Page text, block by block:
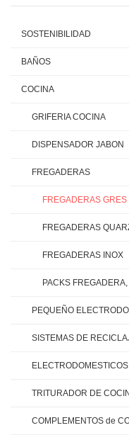
SOSTENIBILIDAD
BAÑOS
COCINA
GRIFERIA COCINA
DISPENSADOR JABON
FREGADERAS
FREGADERAS GRES
FREGADERAS
FREGADERAS INOX
PACKS
PEQUEÑO
SISTEMAS DE
ELECTRODOMESTICOS
TRITURADOR DE
COMPLEMENTOS de